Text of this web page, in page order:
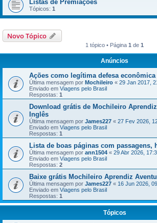
Listas de Premiações
Tópicos: 1
Novo Tópico
1 tópico • Página 1 de 1
Anúncios
Ações como legítima defesa econômica
Última mensagem por Mochileiro « 29 Jan 2017,
Enviado em Viagens pelo Brasil
Respostas: 1
Download grátis de Mochileiro
Inglês
Última mensagem por James227 « 27 Fev 2026,
Enviado em Viagens pelo Brasil
Respostas: 1
Lista de boas páginas com passagens,
Última mensagem por ann1504 « 29 Abr 2026,
Enviado em Viagens pelo Brasil
Respostas: 2
Baixe grátis Mochileiro Aprendiz
Última mensagem por James227 « 16 Jun 2026,
Enviado em Viagens pelo Brasil
Respostas: 1
Tópicos